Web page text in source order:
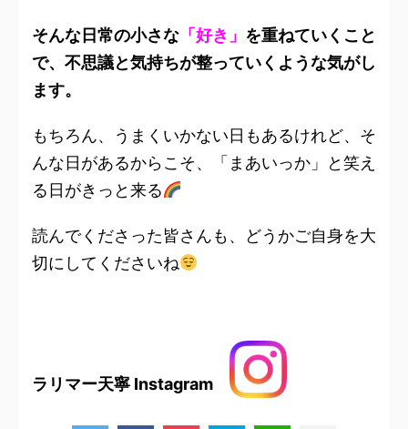
そんな日常の小さな 「好き」 を重ねていくこと
で、不思議と気持ちが整っていくような気がし
ます。
もちろん、うまくいかない日もあるけれど、そ
んな日があるからこそ、「まあいっか」と笑え
る日がきっと来る
読んでくださった皆さんも、どうかご自身を大
切にしてくださいね
ラリマー天寧 Instagram